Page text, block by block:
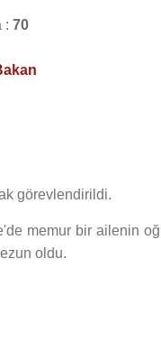
: 70
görevlendirildi.
memur bir ailenin
oldu.